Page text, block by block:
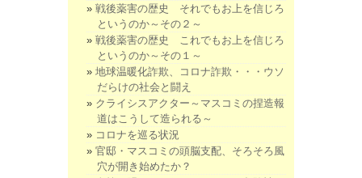
戦後薬害の歴史 それでもお上を信じろ
というのか～その２～
戦後薬害の歴史 これでもお上を信じろ
というのか～その１～
地球温暖化詐欺、コロナ詐欺・・・ウソ
だらけの社会と闘え
クライシスアクター～マスコミの捏造報
道はこうして造られる～
コロナを巡る状況
官邸・マスコミの頭脳支配、そろそろ風
穴が開き始めたか？